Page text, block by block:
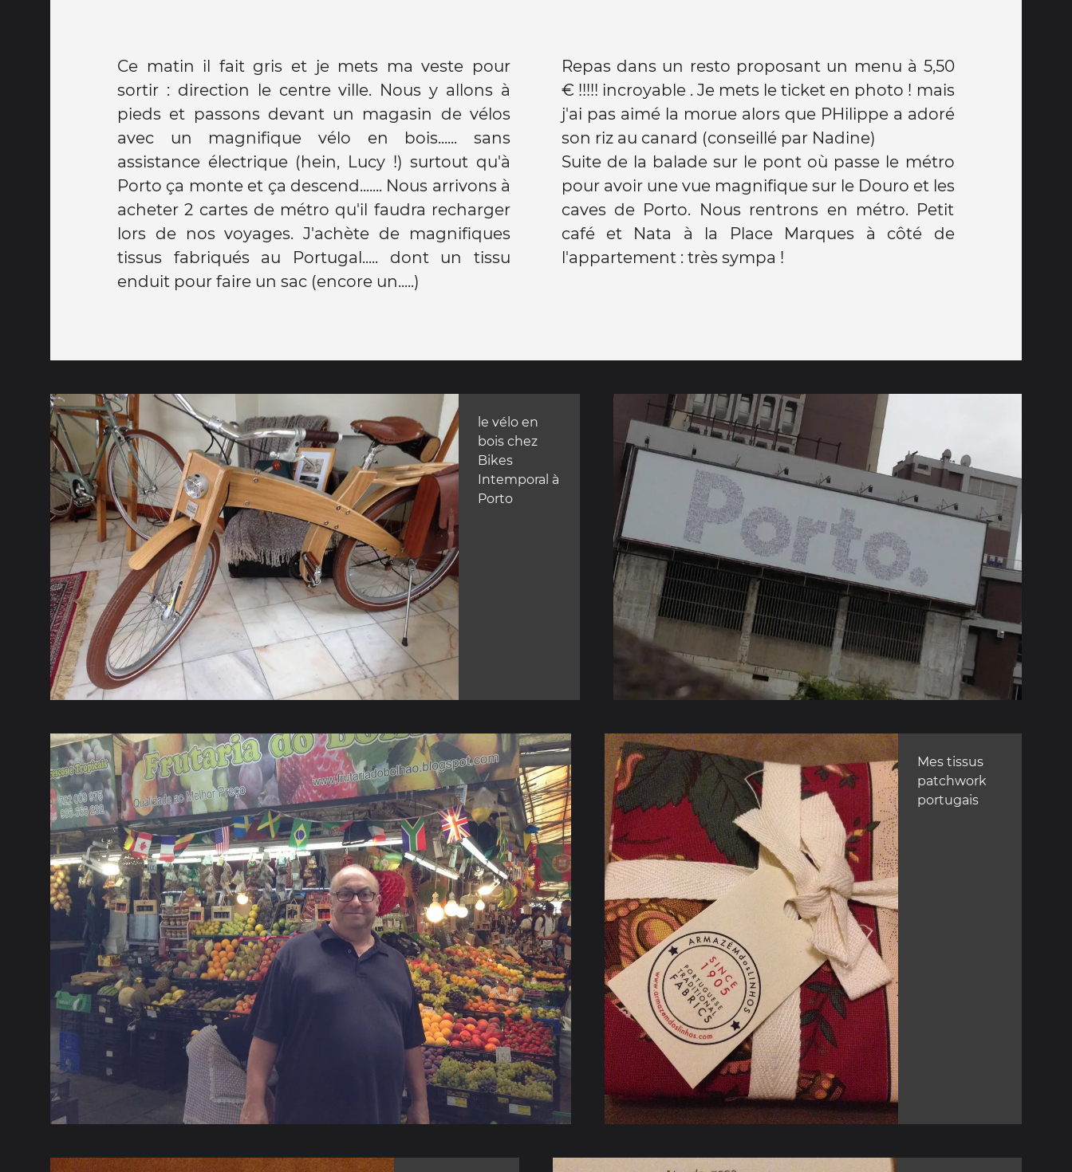
Ce matin il fait gris et je mets ma veste pour
sortir : direction le centre ville. Nous y allons à
pieds et passons devant un magasin de vélos
avec un magnifique vélo en bois...... sans
assistance électrique (hein, Lucy !) surtout qu'à
Porto ça monte et ça descend....... Nous arrivons à
acheter 2 cartes de métro qu'il faudra recharger
lors de nos voyages. J'achète de magnifiques
tissus fabriqués au Portugal..... dont un tissu
enduit pour faire un sac (encore un.....)
Repas dans un resto proposant un menu à 5,50
€ !!!!! incroyable . Je mets le ticket en photo ! mais
j'ai pas aimé la morue alors que PHilippe a adoré
son riz au canard (conseillé par Nadine)
Suite de la balade sur le pont où passe le métro
pour avoir une vue magnifique sur le Douro et les
caves de Porto. Nous rentrons en métro. Petit
café et Nata à la Place Marques à côté de
l'appartement : très sympa !
le vélo en
bois chez
Bikes
Intemporal à
Porto
Mes tissus
patchwork
portugais